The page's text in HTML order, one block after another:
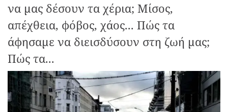
να μας δέσουν τα χέρια; Μίσος,
απέχθεια, φόβος, χάος... Πώς τα
άφησαμε να διεισδύσουν στη ζωή μας;
Πώς τα...